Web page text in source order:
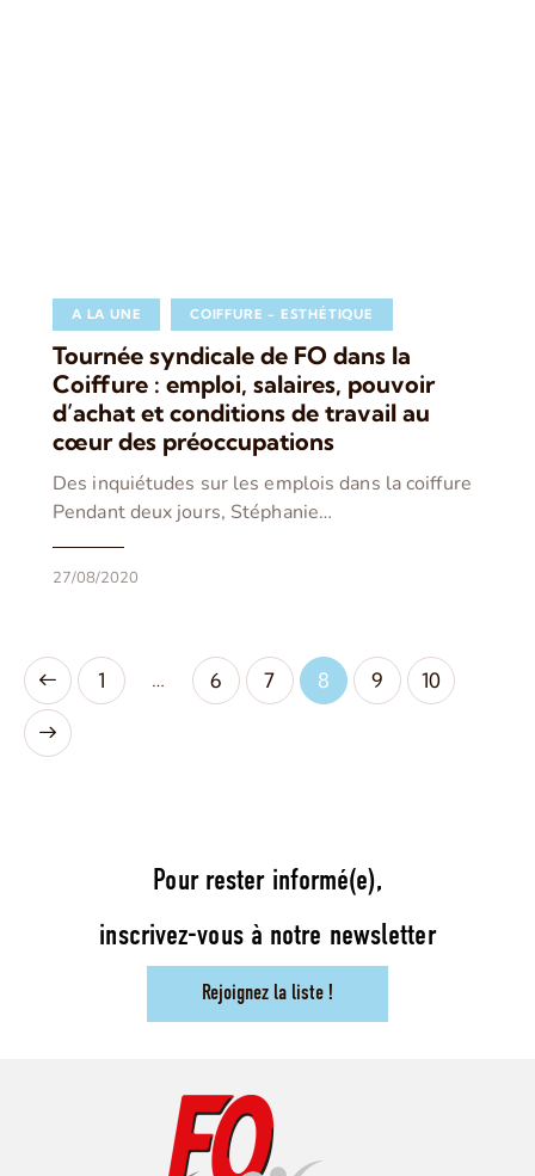
A LA UNE COIFFURE - ESTHÉTIQUE
Tournée syndicale de FO dans la
Coiffure : emploi, salaires, pouvoir
d’achat et conditions de travail au
cœur des préoccupations
Des inquiétudes sur les emplois dans la coiffure
Pendant deux jours, Stéphanie…
27/08/2020
1 … 6 7 8 9 10
Pour rester informé(e),
inscrivez-vous à notre newsletter
Rejoignez la liste !